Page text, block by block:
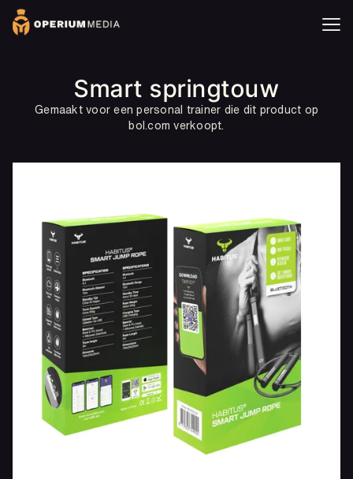
Smart springtouw
Gemaakt voor een personal trainer die dit product op
bol.com verkoopt.